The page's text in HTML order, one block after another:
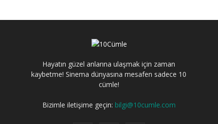
Hayatın güzel anlarına ulaşmak için zaman
kaybetme! Sinema dünyasına mesafen sadece 10
cümle!
Bizimle iletişime geçin: bilgi@10cumle.com